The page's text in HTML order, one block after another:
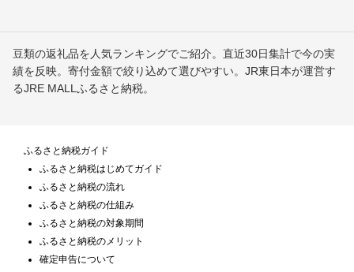
豆類の返礼品を人気ランキングでご紹介。直近30日集計で今の実
績を反映。寄付金額で絞り込めて選びやすい。JR東日本が運営す
るJRE MALLふるさと納税。
ふるさと納税ガイド
ふるさと納税はじめてガイド
ふるさと納税の流れ
ふるさと納税の仕組み
ふるさと納税の対象期間
ふるさと納税のメリット
確定申告について